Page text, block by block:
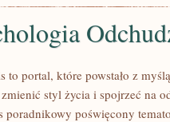
to portal, które powstało z
styl życia i spojrzeć na
poradnikowy poświęcony